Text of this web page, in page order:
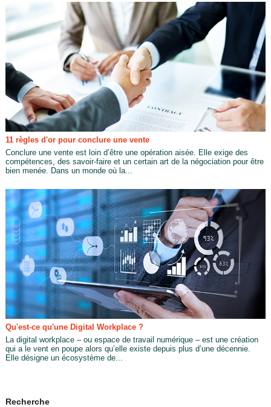
11 règles d'or pour conclure une vente
Conclure une vente est loin d’être une opération aisée. Elle exige des
compétences, des savoir-faire et un certain art de la négociation pour être
bien menée. Dans un monde où la...
Qu'est-ce qu'une Digital Workplace ?
La digital workplace – ou espace de travail numérique – est une création
qui a le vent en poupe alors qu’elle existe depuis plus d’une décennie.
Elle désigne un écosystème de...
Recherche